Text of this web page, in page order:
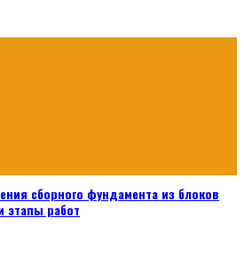
сборного фундамента из блоков
этапы работ